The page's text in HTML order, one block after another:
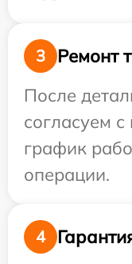
3
Ремонт
После
согласуем с
график
операции.
4